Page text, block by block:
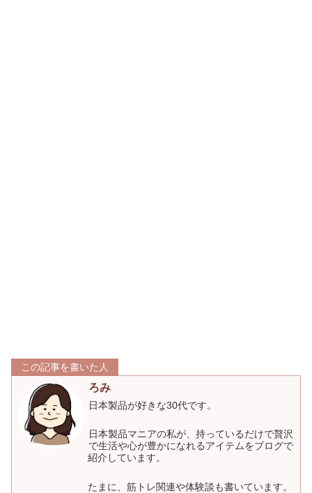
この記事を書いた人
ろみ
日本製品が好きな30代です。
日本製品マニアの私が、持っているだけで贅沢
で生活や心が豊かになれるアイテムをブログで
紹介しています。
たまに、筋トレ関連や体験談も書いています。